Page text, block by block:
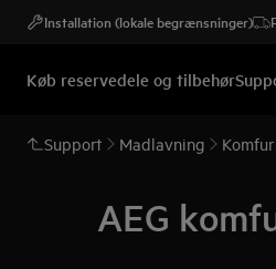
Installation (lokale begrænsninger)
Køb reservedele og tilbehør
Support Madlavning Komfur
AEG